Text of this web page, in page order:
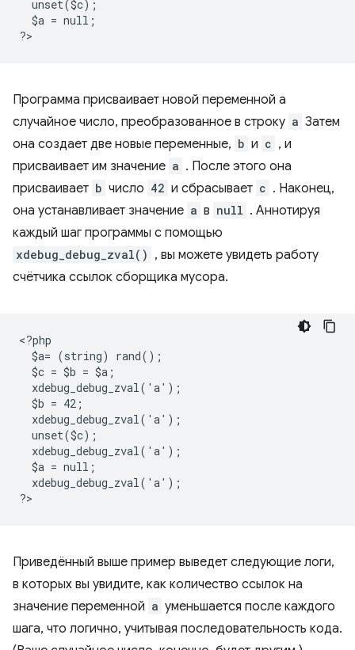
  unset($c);
  $a = null;
?
Программа присваивает новой переменной a
случайное число, преобразованное в строку a Затем
она создает две новые переменные, b и c , и
присваивает им значение a . После этого она
присваивает b число 42 и сбрасывает c . Наконец,
она устанавливает значение a в null . Аннотируя
каждый шаг программы с помощью
xdebug_debug_zval() , вы можете увидеть работу
счётчика ссылок сборщика мусора.
<?php
  $a= (string) rand();
  $c = $b = $a;
  xdebug_debug_zval('a');
  $b = 42;
  xdebug_debug_zval('a');
  unset($c);
  xdebug_debug_zval('a');
  $a = null;
  xdebug_debug_zval('a');
?
Приведённый выше пример выведет следующие логи,
в которых вы увидите, как количество ссылок на
значение переменной a уменьшается после каждого
шага, что логично, учитывая последовательность кода.